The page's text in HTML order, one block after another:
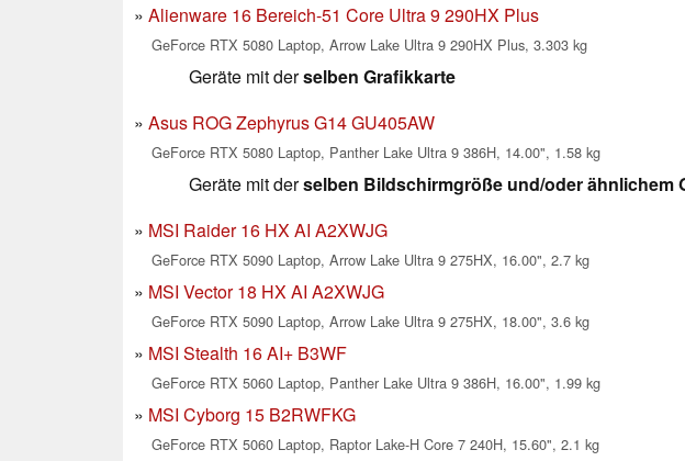
Alienware 16 Bereich-51 Core Ultra 9 290HX Plus
GeForce RTX 5080 Laptop, Arrow Lake Ultra 9 290HX Plus, 3.303 kg
Geräte mit derselben Grafikkarte
Asus ROG Zephyrus G14 GU405AW
GeForce RTX 5080 Laptop, Panther Lake Ultra 9 386H, 14.00", 1.58 kg
Geräte mit derselben Bildschirmgröße und/oder ähnlichem
MSI Raider 16 HX AI A2XWJG
GeForce RTX 5090 Laptop, Arrow Lake Ultra 9 275HX, 16.00", 2.7 kg
MSI Vector 18 HX AI A2XWJG
GeForce RTX 5090 Laptop, Arrow Lake Ultra 9 275HX, 18.00", 3.6 kg
MSI Stealth 16 AI+ B3WF
GeForce RTX 5060 Laptop, Panther Lake Ultra 9 386H, 16.00", 1.99 kg
MSI Cyborg 15 B2RWFKG
GeForce RTX 5060 Laptop, Raptor Lake-H Core 7 240H, 15.60", 2.1 kg